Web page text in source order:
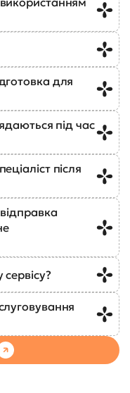
для
під час
після